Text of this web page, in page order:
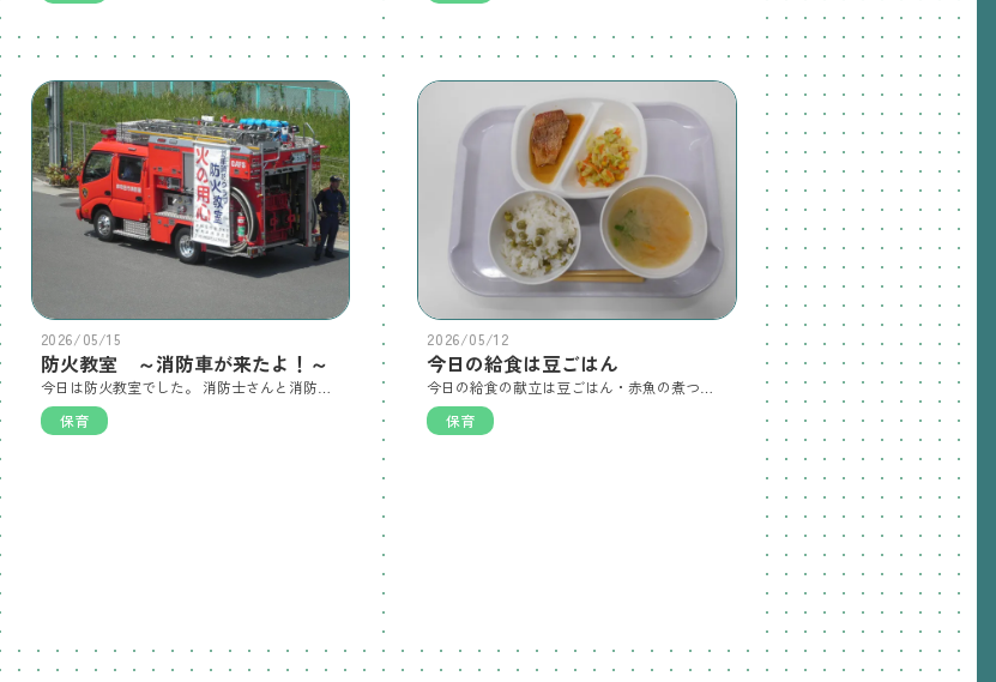
2026/05/15
防火教室 ～消防車が来たよ！～
今日は防火教室でした。 消防士さんと消防車をお招きし、幼児クラスのおともだちは消防士さんのお話や、紙芝居、DVDを見たり火事について学びました。 乳児クラスのおともだちも、幼児クラスのおともだちも、消防車を近くで見学し、記念撮影をしました。 みんな興味津々！消防士さんにたくさん質問し、有意義な時間となりました。
保育
2026/05/12
今日の給食は豆ごはん
今日の給食の献立は豆ごはん・赤魚の煮つけ・野菜ソテー・じゃがいものみそ汁でした🍃 豆ごはんのお豆さんはくじらぐみとらいおんぐみのおともだちが朝から楽しくせっせと剥いてくれました。 美味しい給食でした。
保育